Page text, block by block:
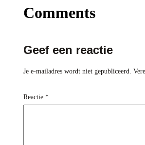
Comments
Geef een reactie
Je e-mailadres wordt niet gepubliceerd.
Reactie *